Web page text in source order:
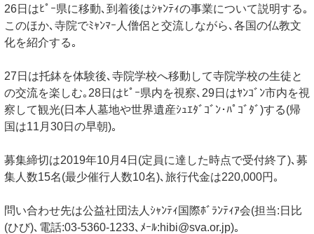
26日はﾋﾟｰ県に移動､到着後はｼｬﾝﾃｨの事業について説明する｡
このほか､寺院でﾐｬﾝﾏｰ人僧侶と交流しながら､各国の仏教文
化を紹介する｡
27日は托鉢を体験後､寺院学校へ移動して寺院学校の生徒と
の交流を楽しむ｡28日はﾋﾟｰ県内を視察､29日はﾔﾝｺﾞﾝ市内を視
察して観光(日本人墓地や世界遺産ｼｭｴﾀﾞｺﾞﾝ･ﾊﾟｺﾞﾀﾞ)する(帰
国は11月30日の早朝)｡
募集締切は2019年10月4日(定員に達した時点で受付終了)､募
集人数15名(最少催行人数10名)､旅行代金は220,000円｡
問い合わせ先は公益社団法人ｼｬﾝﾃｨ国際ﾎﾞﾗﾝﾃｨｱ会(担当:日比
(ひび)､電話:03-5360-1233､ﾒｰﾙ:hibi@sva.or.jp)｡